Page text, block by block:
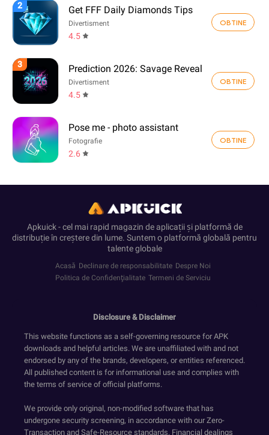
2 Get FFF Daily Diamonds Tips
Divertisment
4.5
OBTINE
3 Prediction 2026: Savage Reveal
Divertisment
4.5
OBTINE
Pose me - photo assistant
Fotografie
2.6
OBTINE
Apkuick - cel mai rapid magazin de aplicații și platformă de
distribuție în creștere din lume. Suntem o platformă globală pentru
talente globale
Acasă Declinare de responsabilitate Despre Noi
Politica de Confidenţialitate Termeni de Serviciu
Disclosure & Disclaimer
This website functions as a self-governing resource for APK
downloads and helpful articles. We are unaffiliated with and not
endorsed by any of the brands, developers, or entities referenced.
All published content is for informational use and complies with
the terms of service of official platforms.
We provide only original, non-modified software that has
undergone security screening, in accordance with our Zero-
Transaction and Safe-Resource standards. Financial dealings